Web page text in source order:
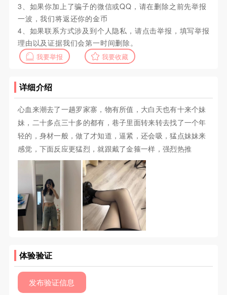
3、如果你加上了骗子的微信或QQ，请在删除之前先举报
一波，我们将返还你的金币
4、如果联系方式涉及到个人隐私，请点击举报，填写举报
理由以及证据我们会第一时间删除。
我要举报 我要收藏
详细介绍
心血来潮去了一趟罗家寨，物有所值，大白天也有十来个妹
妹，二十多点三十多的都有，巷子里面转来转去找了一个年
轻的，身材一般，做了才知道，逼紧，还会吸，猛点妹妹来
感觉，下面反应更猛烈，就跟戴了金箍一样，强烈热推
体验验证
发布验证信息